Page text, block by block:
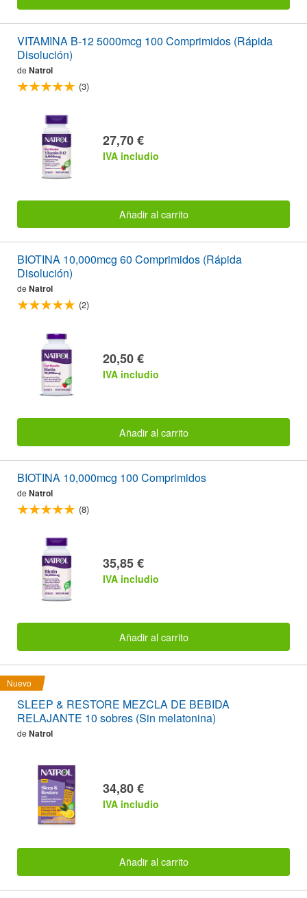
VITAMINA B-12 5000mcg 100 Comprimidos (Rápida
Disolución)
de Natrol
(3)
27,70 €
IVA includio
Añadir al carrito
BIOTINA 10,000mcg 60 Comprimidos (Rápida
Disolución)
de Natrol
(2)
20,50 €
IVA includio
Añadir al carrito
BIOTINA 10,000mcg 100 Comprimidos
de Natrol
(8)
35,85 €
IVA includio
Añadir al carrito
Nuevo
SLEEP & RESTORE MEZCLA DE BEBIDA
RELAJANTE 10 sobres (Sin melatonina)
de Natrol
34,80 €
IVA includio
Añadir al carrito